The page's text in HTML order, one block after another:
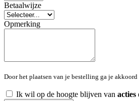
Betaalwijze
Opmerking
Door het plaatsen van je bestelling ga je akkoord
Ik wil op de hoogte blijven van acties